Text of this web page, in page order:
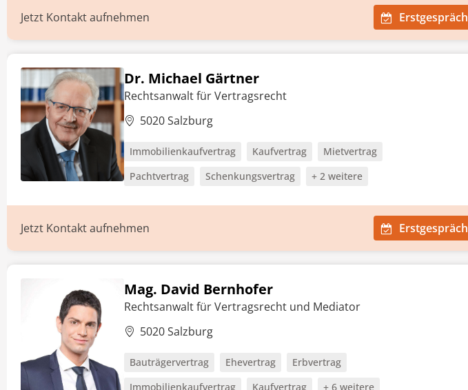
Jetzt Kontakt aufnehmen Erstgespräch
Dr. Michael Gärtner
Rechtsanwalt für Vertragsrecht
5020 Salzburg
Immobilienkaufvertrag Kaufvertrag
Mietvertrag
Pachtvertrag
Schenkungsvertrag + 2 weitere
Jetzt Kontakt aufnehmen Erstgespräch
Mag. David Bernhofer
Rechtsanwalt für Vertragsrecht und Mediator
5020 Salzburg
Bauträgervertrag Ehevertrag
Erbvertrag
Immobilienkaufvertrag
Kaufvertrag + 6 weitere